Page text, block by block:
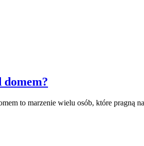
to marzenie wielu osób, które pragną